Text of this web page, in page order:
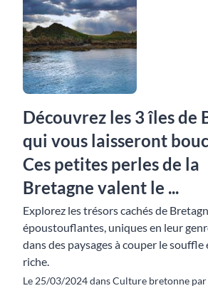
Découvrez les 3 îles de
qui vous laisseront
Ces petites perles de la
Bretagne valent le ...
Explorez les trésors cachés de
époustouflantes, uniques en leur
dans des paysages à couper le
riche.
Le 25/03/2024 dans Culture bretonne par